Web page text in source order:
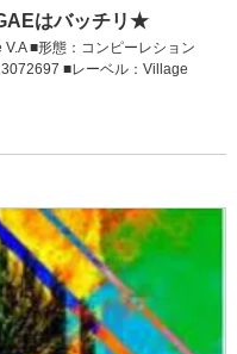
はバッチリ★
■形態：コンピーレション
■レーベル：Village